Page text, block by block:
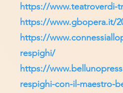
https://www.teatroverdi-
https://www.gbopera.it/
https://
respighi/
https://
respighi-con-il-maestro-